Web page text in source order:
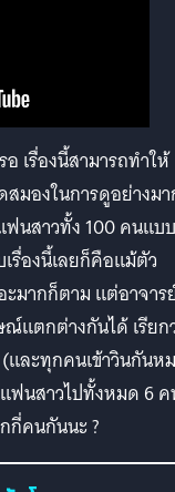
เรื่องนี้สามารถทำให้
มองในการดูอย่างม
ฟนสาวทั้ง 100 คนแบบ
รื่องนี้เลยก็คือแม้ตัว
มากก็ตาม แต่อาจาร
แตกต่างกันได้ เรียก
และทุกคนเข้าวินกันห
ฟนสาวไปทั้งหมด 6
กี่คนกันนะ ?